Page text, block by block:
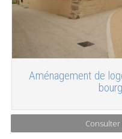
Aménagement de